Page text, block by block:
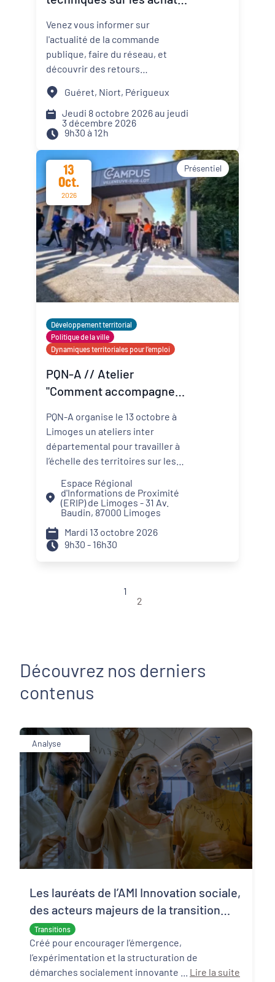
Venez vous informer sur
l'actualité de la commande
publique, faire du réseau, et
découvrir des retours
d'expériences d'acteurs publics
de votre territoire. Les matinales
sont déclinées entre le 8 octobre
et le 3 décembre dans différents
lieux de la région, voir-ci
dessous.
Guéret, Niort, Périgueux
Jeudi 8 octobre 2026 au jeudi
3 décembre 2026
9h30 à 12h
13
Oct.
2026
Présentiel
Développement territorial
Politique de la ville
Dynamiques territoriales pour l’emploi
PQN-A // Atelier
"Comment accompagner
#2
PQN-A organise le 13 octobre à
Limoges un ateliers inter
départemental pour travailler à
l’échelle des territoires sur les
trajectoires des jeunes vis-à-vis
de l’emploi. Entre facteurs
personnels, culturels,
d'opportunité et institutionnels,
décryptez avec vos partenaires
territoire et mettez au jour de
nouvelles stratégies pour les
Espace Régional
d'Informations de Proximité
(ERIP) de Limoges - 31 Av.
Baudin, 87000 Limoges
Mardi 13 octobre 2026
9h30 - 16h30
1
2
Découvrez nos derniers
contenus
Analyse
Transitions
Les lauréats de l’AMI Innovation sociale,
des acteurs majeurs de la transition
écologique et sociale
Créé pour encourager l’émergence,
l’expérimentation et la structuration de
Lire la suite